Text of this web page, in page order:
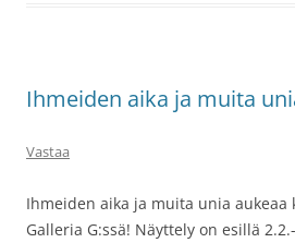
Ihmeiden aika ja muita
Vastaa
Ihmeiden aika ja muita unia aukeaa
Galleria G:ssä! Näyttely on esillä